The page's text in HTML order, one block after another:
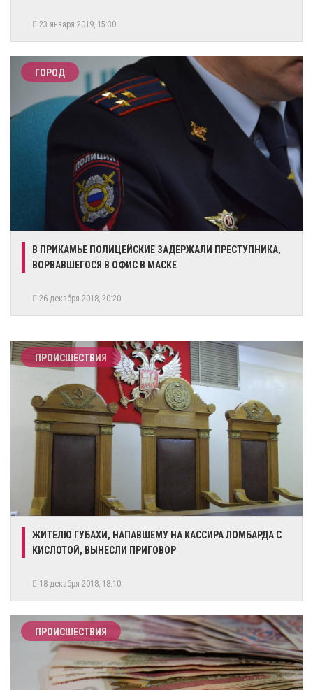
23 января 2019, 15:30
ГОРОД
​В ПРИКАМЬЕ ПОЛИЦЕЙСКИЕ ЗАДЕРЖАЛИ ПРЕСТУПНИКА,
ВОРВАВШЕГОСЯ В ОФИС В МАСКЕ
26 декабря 2018, 20:20
ПРОИСШЕСТВИЯ
ЖИТЕЛЮ ГУБАХИ, НАПАВШЕМУ НА КАССИРА ЛОМБАРДА С
КИСЛОТОЙ, ВЫНЕСЛИ ПРИГОВОР
18 декабря 2018, 18:10
ПРОИСШЕСТВИЯ